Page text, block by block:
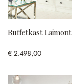
Buffetkast Laimont
€ 2.498,00